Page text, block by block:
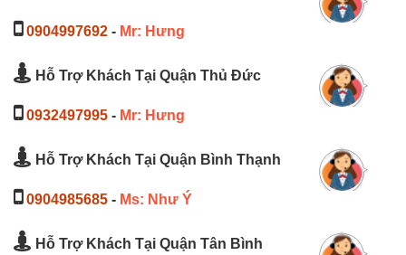
0904997692 - Mr: Hưng
Hỗ Trợ Khách Tại Quận Thủ Đức
0932497995 - Mr: Hưng
Hỗ Trợ Khách Tại Quận Bình Thạnh
0904985685 - Ms: Như Ý
Hỗ Trợ Khách Tại Quận Tân Bình